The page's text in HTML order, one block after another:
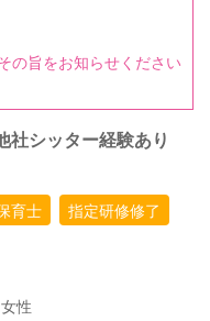
の旨をお知らせください
シッター経験あり
育士
指定研修修了
性